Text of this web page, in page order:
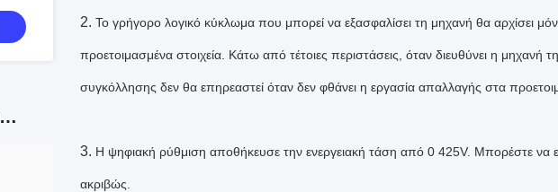
ΜΑΣ ΕΛΆΤΕ ΣΕ ΕΠΑΦΉ ΜΕ
2. Το γρήγορο λογικό κύκλωμα που μπορεί να εξασφαλίσει τη μηχανή θα αρχίσει
προετοιμασμένα στοιχεία. Κάτω από τέτοιες περιστάσεις, όταν διευθύνει η
συγκόλλησης δεν θα επηρεαστεί όταν δεν φθάνει η εργασία απαλλαγής στα
3. Η ψηφιακή ρύθμιση αποθήκευσε την ενεργειακή τάση από 0 425V. Μπορέστε να
ακριβώς.